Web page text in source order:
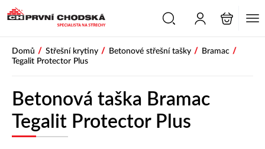
Domů / Střešní krytiny / Betonové střešní tašky / Bramac /
Tegalit Protector Plus
Betonová taška Bramac
Tegalit Protector Plus